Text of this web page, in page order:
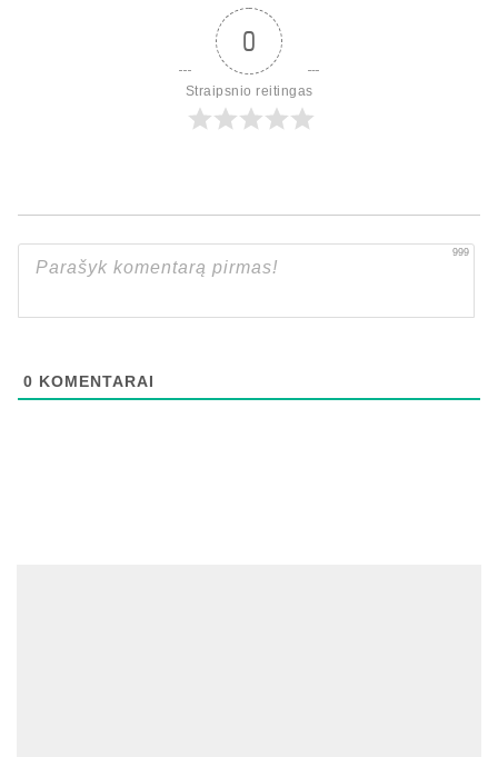
0
Straipsnio reitingas
999
0 KOMENTARAI